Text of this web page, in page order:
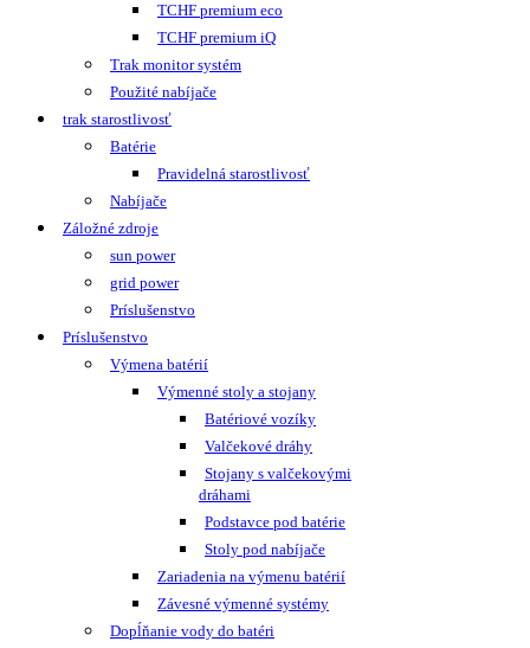
TCHF premium eco
TCHF premium iQ
Trak monitor systém
Použité nabíjače
trak starostlivosť
Batérie
Pravidelná starostlivosť
Nabíjače
Záložné zdroje
sun power
grid power
Príslušenstvo
Príslušenstvo
Výmena batérií
Výmenné stoly a stojany
Batériové vozíky
Valčekové dráhy
Stojany s valčekovými
dráhami
Podstavce pod batérie
Stoly pod nabíjače
Zariadenia na výmenu batérií
Závesné výmenné systémy
Dopĺňanie vody do batéri